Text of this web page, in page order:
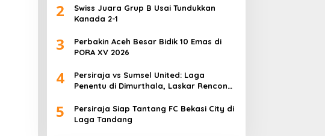
2
Swiss Juara Grup B Usai Tundukkan
Kanada 2-1
3
Perbakin Aceh Besar Bidik 10 Emas di
PORA XV 2026
4
Persiraja vs Sumsel United: Laga
Penentu di Dimurthala, Laskar Rencong
5
Persiraja Siap Tantang FC Bekasi City di
Laga Tandang